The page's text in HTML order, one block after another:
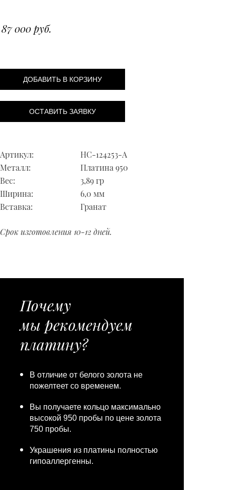
87 000 руб.
ДОБАВИТЬ В КОРЗИНУ
ОСТАВИТЬ ЗАЯВКУ
Артикул:
НС-124253-А
Металл:
Платина 950
Вес:
3,89 гр
Ширина:
6,0 мм
Вставка:
Гранат
Срок изготовления 10-12 дней.
Почему
мы рекомендуем
платину?
В отличие от белого золота не
пожелтеет со временем.
Вы получаете кольцо максимально
высокой 950 пробы по цене золота
750 пробы.
Украшения из платины полностью
гипоаллергенны.